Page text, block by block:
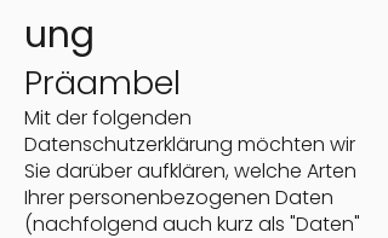
ung
Präambel
Mit der folgenden
Datenschutzerklärung möchten wir
Sie darüber aufklären, welche Arten
Ihrer personenbezogenen Daten
(nachfolgend auch kurz als "Daten"